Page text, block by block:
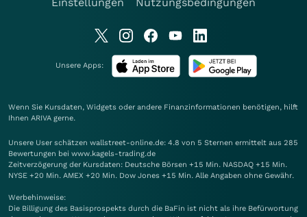
Einstellungen
Nutzungsbedingungen
Unsere Apps:
Wenn Sie Kursdaten, Widgets oder andere Finanzinformationen benötigen, hilft
Ihnen ARIVA gerne.
Unsere User schätzen wallstreet-online.de: 4.8 von 5 Sternen ermittelt aus 285
Bewertungen bei www.kagels-trading.de
Zeitverzögerung der Kursdaten: Deutsche Börsen +15 Min. NASDAQ +15 Min.
NYSE +20 Min. AMEX +20 Min. Dow Jones +15 Min. Alle Angaben ohne Gewähr.
Werbehinweise:
Die Billigung des Basisprospekts durch die BaFin ist nicht als ihre Befürwortung